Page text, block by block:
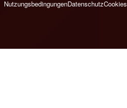
NutzungsbedingungenDatenschutzCookies